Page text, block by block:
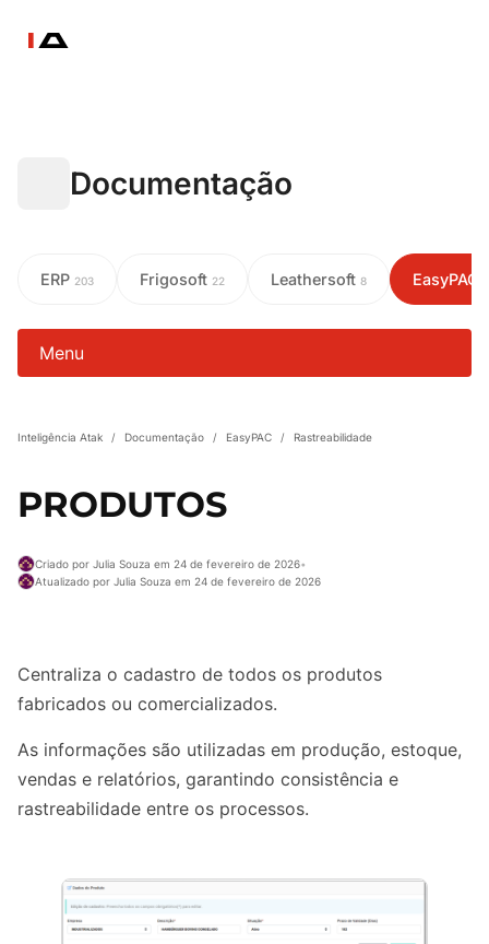
Documentação
ERP 203 Frigosoft 22 Leathersoft 8 EasyPAC
Menu
Inteligência Atak / Documentação / EasyPAC / Rastreabilidade
PRODUTOS
Criado por Julia Souza em 24 de fevereiro de 2026•
Atualizado por Julia Souza em 24 de fevereiro de 2026
Centraliza o cadastro de todos os produtos
fabricados ou comercializados.​
As informações são utilizadas em produção, estoque,
vendas e relatórios, garantindo consistência e
rastreabilidade entre os processos.